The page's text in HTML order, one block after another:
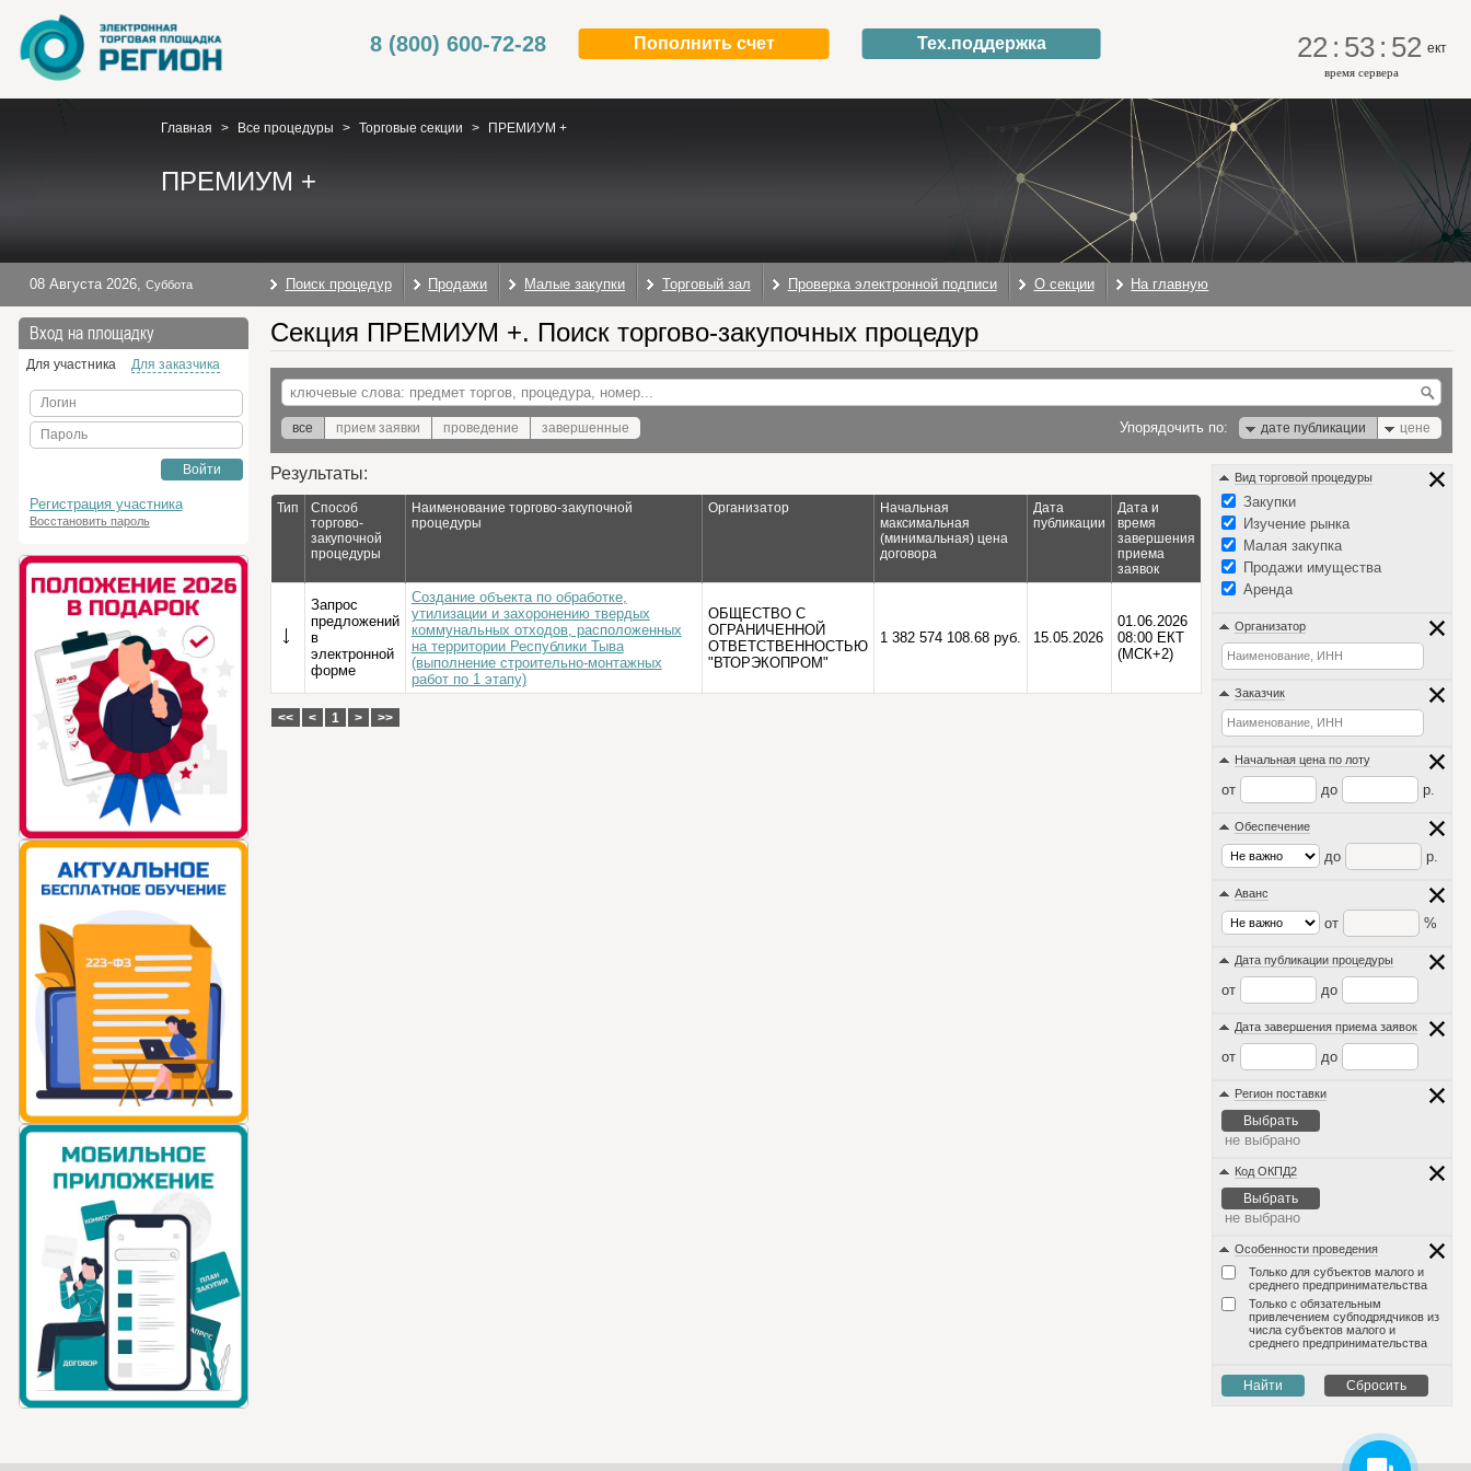
8 (800) 600-72-28 Пополнить счет Тех.поддержка 22 : 53 : 52 ект
время сервера
Главная > Все процедуры > Торговые секции > ПРЕМИУМ +
ПРЕМИУМ +
08 Августа 2026, Суббота Поиск процедур Продажи Малые закупки Торговый зал Проверка электронной подписи О секции На главную
Вход на площадку
Для участника Для заказчика
Логин
Пароль
Войти
Регистрация участника
Восстановить пароль
Секция ПРЕМИУМ +. Поиск торгово-закупочных процедур
все прием заявки проведение завершенные Упорядочить по: дате публикации цене
Результаты:
Тип
Способ
торгово-
закупочной
процедуры
Наименование торгово-закупочной
процедуры
Организатор
Начальная
максимальная
(минимальная) цена
договора
Дата
публикации
Дата и
время
завершения
приема
заявок
Запрос
предложений
в
электронной
форме
Создание объекта по обработке,
утилизации и захоронению твердых
коммунальных отходов, расположенных
на территории Республики Тыва
(выполнение строительно-монтажных
работ по 1 этапу)
ОБЩЕСТВО С
ОГРАНИЧЕННОЙ
ОТВЕТСТВЕННОСТЬЮ
"ВТОРЭКОПРОМ"
1 382 574 108.68 руб. 15.05.2026
01.06.2026
08:00 ЕКТ
(МСК+2)
<< < 1 > >>
Вид торговой процедуры
Закупки
Изучение рынка
Малая закупка
Продажи имущества
Аренда
Организатор
Заказчик
Начальная цена по лоту
от до р.
Обеспечение
до р.
Аванс
от %
Дата публикации процедуры
от до
Дата завершения приема заявок
от до
Регион поставки
Выбрать
не выбрано
Код ОКПД2
Выбрать
не выбрано
Особенности проведения
Только для субъектов малого и
среднего предпринимательства
Только с обязательным
привлечением субподрядчиков из
числа субъектов малого и
среднего предпринимательства
Найти Сбросить